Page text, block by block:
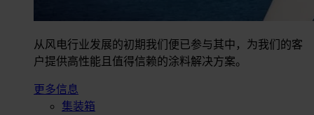
从风电行业发展的初期我们便已参与其中，为我们的客
户提供高性能且值得信赖的涂料解决方案。
更多信息
集装箱